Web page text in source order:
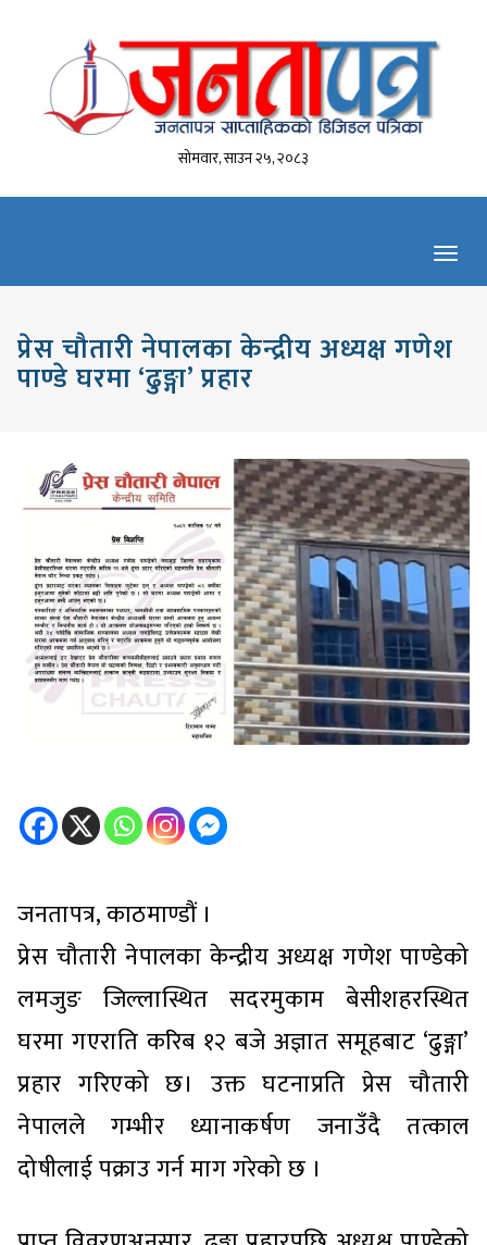
सोमवार, साउन २५, २०८३
प्रेस चौतारी नेपालका केन्द्रीय अध्यक्ष गणेश
पाण्डे घरमा ‘ढुङ्गा’ प्रहार
जनतापत्र, काठमाण्डौं ।
प्रेस चौतारी नेपालका केन्द्रीय अध्यक्ष गणेश पाण्डेको
लमजुङ जिल्लास्थित सदरमुकाम बेसीशहरस्थित
घरमा गएराति करिब १२ बजे अज्ञात समूहबाट ‘ढुङ्गा’
प्रहार गरिएको छ। उक्त घटनाप्रति प्रेस चौतारी
नेपालले गम्भीर ध्यानाकर्षण जनाउँदै तत्काल
दोषीलाई पक्राउ गर्न माग गरेको छ ।